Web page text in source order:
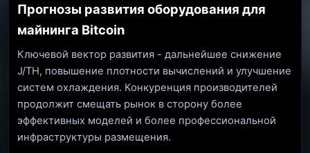
Прогнозы развития оборудования для
майнинга Bitcoin
Ключевой вектор развития - дальнейшее снижение
J/TH, повышение плотности вычислений и улучшение
систем охлаждения. Конкуренция производителей
продолжит смещать рынок в сторону более
эффективных моделей и более профессиональной
инфраструктуры размещения.